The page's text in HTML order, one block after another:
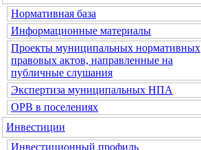
Нормативная база
Информационные материалы
Проекты муниципальных нормативных
правовых актов, направленные на
публичные слушания
Экспертиза муниципальных НПА
ОРВ в поселениях
Инвестиции
Инвестиционный профиль